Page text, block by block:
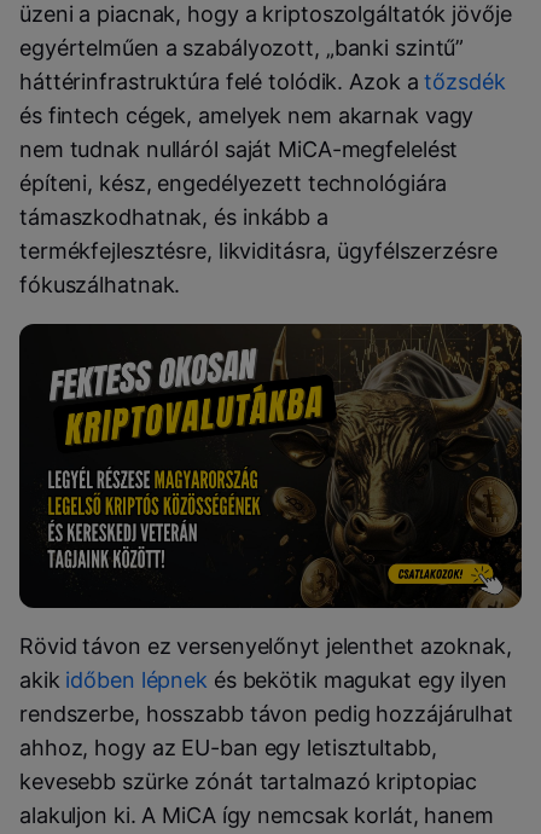
üzeni a piacnak, hogy a kriptoszolgáltatók jövője
egyértelműen a szabályozott, „banki szintű”
háttérinfrastruktúra felé tolódik. Azok atőzsdék
és fintech cégek, amelyek nem akarnak vagy
nem tudnak nulláról saját MiCA-megfelelést
építeni, kész, engedélyezett technológiára
támaszkodhatnak, és inkább a
termékfejlesztésre, likviditásra, ügyfélszerzésre
fókuszálhatnak.
Rövid távon ez versenyelőnyt jelenthet azoknak,
akik időben lépnek és bekötik magukat egy ilyen
rendszerbe, hosszabb távon pedig hozzájárulhat
ahhoz, hogy az EU-ban egy letisztultabb,
kevesebb szürke zónát tartalmazó kriptopiac
alakuljon ki. A MiCA így nemcsak korlát, hanem